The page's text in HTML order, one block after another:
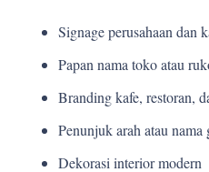
Signage perusahaan dan
Papan nama toko atau
Branding kafe, restoran,
Penunjuk arah atau nama
Dekorasi interior modern